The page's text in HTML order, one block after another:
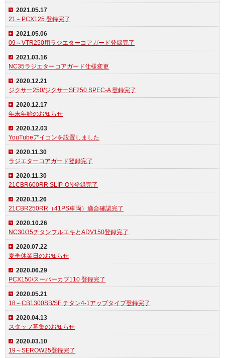
2021.05.17
21～PCX125 登録完了
2021.05.06
09～VTR250用ラジエターコアガード登録完了
2021.03.16
NC35ラジエターコアガード仕様変更
2020.12.21
ジクサー250/ジクサーSF250 SPEC-A 登録完了
2020.12.17
年末年始のお知らせ
2020.12.03
YouTubeアイコンを設置しました
2020.11.30
ラジエターコアガード登録完了
2020.11.30
21CBR600RR SLIP-ON登録完了
2020.11.26
21CBR250RR（41PS車両）適合確認完了
2020.10.26
NC30/35チタンフルエキとADV150登録完了
2020.07.22
夏季休業日のお知らせ
2020.06.29
PCX150/スーパーカブ110 登録完了
2020.05.21
18～CB1300SB/SF チタン4-1アップタイプ登録完了
2020.04.13
スタッフ募集のお知らせ
2020.03.10
19～SEROW25登録完了